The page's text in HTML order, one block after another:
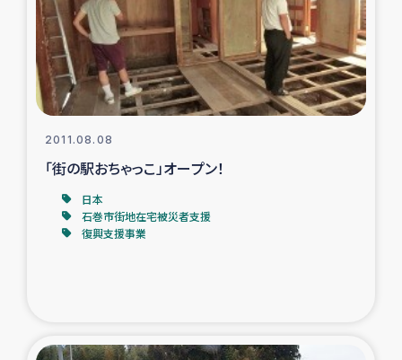
仮設住宅生活支援・農業復興支援
漁業復興支援
経済自立支援事業
2011.08.08
「街の駅おちゃっこ」オープン！
日本
石巻市街地在宅被災者支援
復興支援事業